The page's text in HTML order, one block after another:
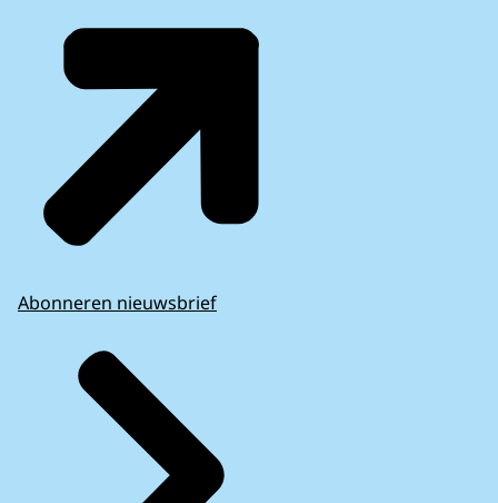
Abonneren nieuwsbrief